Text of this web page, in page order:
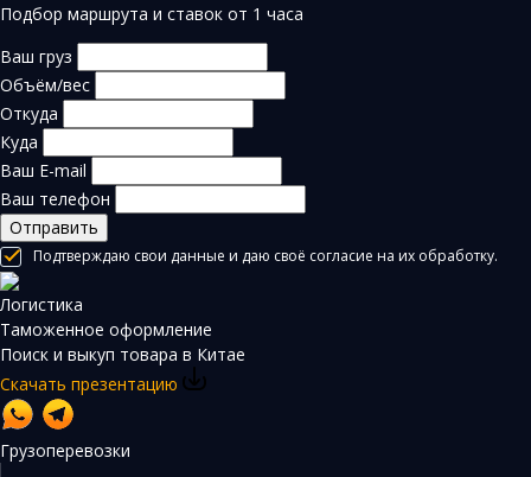
Подбор маршрута и ставок от 1 часа
Ваш груз
Объём/вес
Откуда
Куда
Ваш E-mail
Ваш телефон
Отправить
Подтверждаю свои данные и даю своё согласие на их обработку.
Логистика
Таможенное оформление
Поиск и выкуп товара в Китае
Скачать презентацию
Грузоперевозки